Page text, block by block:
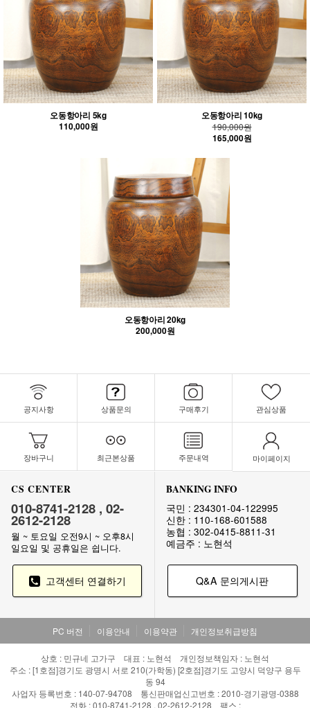
오동항아리 5kg
110,000원
오동항아리 10kg
190,000원
165,000원
오동항아리 20kg
200,000원
공지사항 상품문의 구매후기 관심상품
장바구니 최근본상품 주문내역 마이페이지
CS CENTER
010-8741-2128 , 02-
2612-2128
월 ~ 토요일 오전9시 ~ 오후8시
일요일 및 공휴일은 쉽니다.
BANKING INFO
국민 : 234301-04-122995
신한 : 110-168-601588
농협 : 302-0415-8811-31
예금주 : 노현석
고객센터 연결하기 Q&A 문의게시판
PC 버전 이용안내 이용약관 개인정보취급방침
상호 : 민규네 고가구 대표 : 노현석 개인정보책임자 : 노현석
주소 : [1호점]경기도 광명시 서로 210(가학동) [2호점]경기도 고양시 덕양구 용두
동 94
사업자 등록번호 : 140-07-94708 통신판매업신고번호 : 2010-경기광명-0388
전화 : 010-8741-2128 , 02-2612-2128 팩스 :